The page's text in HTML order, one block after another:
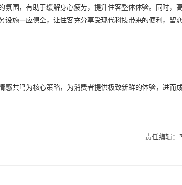
围，有助于缓解身心疲劳，提升住客整体体验。同时，
施一应俱全，让住客充分享受现代科技带来的便利，留
共鸣为核心策略，为消费者提供极致新鲜的体验，进而
责任编辑：